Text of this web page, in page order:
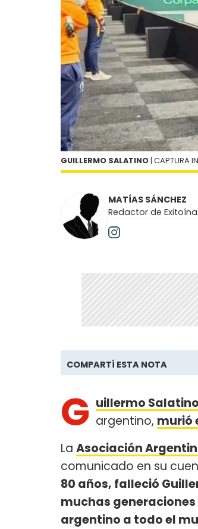
GUILLERMO SALATINO | CAPTURA
MATÍAS SÁNCHEZ
Redactor de Exitoína.
COMPARTÍ ESTA NOTA
G uillermo Salatino
argentino, murió
La Asociación
comunicado en su
80 años, falleció
muchas
argentino a todo el